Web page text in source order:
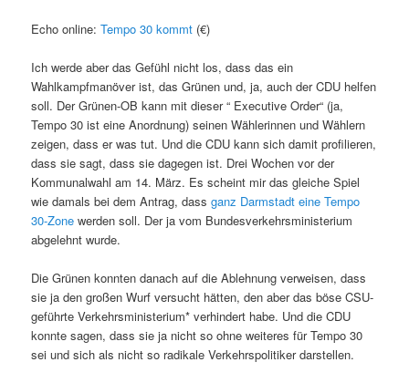
Echo online:Tempo 30 kommt (€)
Ich werde aber das Gefühl nicht los, dass das ein
Wahlkampfmanöver ist, das Grünen und, ja, auch der CDU helfen
soll. Der Grünen-OB kann mit dieser “ Executive Order“ (ja,
Tempo 30 ist eine Anordnung) seinen Wählerinnen und Wählern
zeigen, dass er was tut. Und die CDU kann sich damit profilieren,
dass sie sagt, dass sie dagegen ist. Drei Wochen vor der
Kommunalwahl am 14. März. Es scheint mir das gleiche Spiel
wie damals bei dem Antrag, dassganz Darmstadt eine Tempo
30-Zone werden soll. Der ja vom Bundesverkehrsministerium
abgelehnt wurde.
Die Grünen konnten danach auf die Ablehnung verweisen, dass
sie ja den großen Wurf versucht hätten, den aber das böse CSU-
geführte Verkehrsministerium* verhindert habe. Und die CDU
konnte sagen, dass sie ja nicht so ohne weiteres für Tempo 30
sei und sich als nicht so radikale Verkehrspolitiker darstellen.